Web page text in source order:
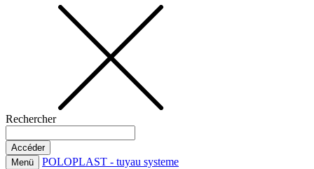
Rechercher
Menü POLOPLAST - tuyau systeme